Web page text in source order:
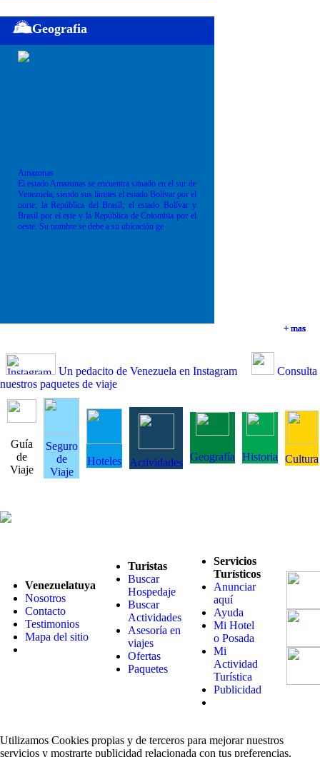
+ mas
+ mas
+ mas
Geografia
Amazonas
El estado Amazonas se encuentra situado en el sur de
Venezuela, siendo sus límites el estado Bolívar por el
norte; la República del Brasil; el estado Bolívar y
Brasil por el este y la República de Colombia por el
oeste. Su nombre se debe a su ubicación ge
+ mas
Un pedacito de Venezuela en Instagram
Consulta
nuestros paquetes de viaje
Guía
de
Viaje
Seguro
de
Viaje
Hoteles Actividades Geografía Historia Cultura
Venezuelatuya
Nosotros
Contacto
Testimonios
Mapa del sitio
Turistas
Buscar
Hospedaje
Buscar
Actividades
Asesoría en
viajes
Ofertas
Paquetes
Servicios
Turísticos
Anunciar
aquí
Ayuda
Mi Hotel
o Posada
Mi
Actividad
Turística
Publicidad
Utilizamos Cookies propias y de terceros para mejorar nuestros
servicios y mostrarte publicidad relacionada con tus preferencias.